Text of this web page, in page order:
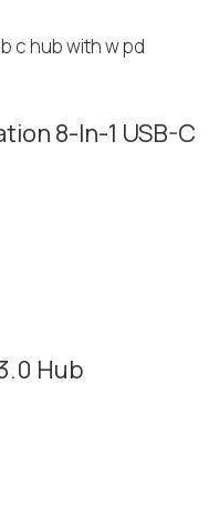
8-In-1 USB-C
Hub